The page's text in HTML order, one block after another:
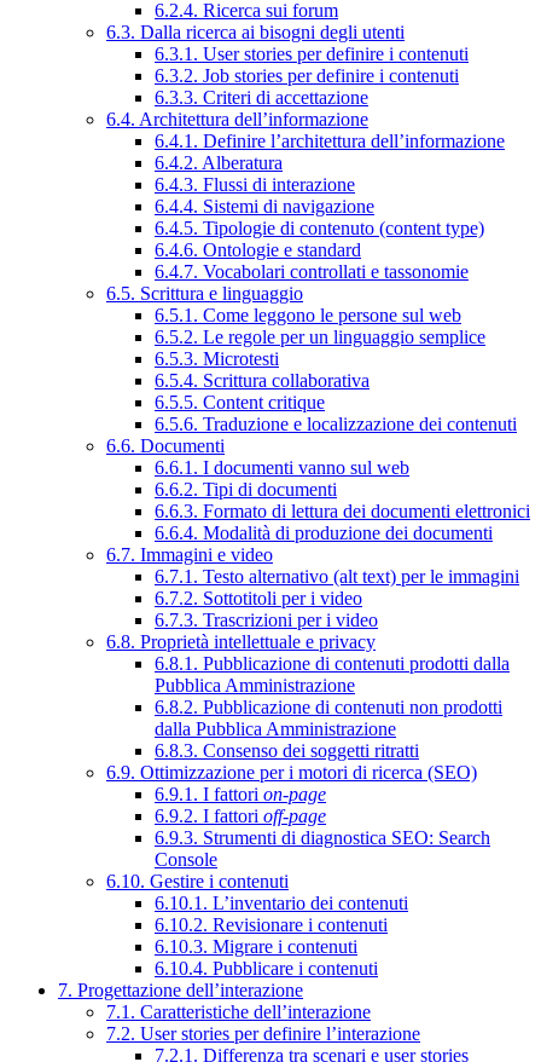
6.2.4. Ricerca sui forum
6.3. Dalla ricerca ai bisogni degli utenti
6.3.1. User stories per definire i contenuti
6.3.2. Job stories per definire i contenuti
6.3.3. Criteri di accettazione
6.4. Architettura dell’informazione
6.4.1. Definire l’architettura dell’informazione
6.4.2. Alberatura
6.4.3. Flussi di interazione
6.4.4. Sistemi di navigazione
6.4.5. Tipologie di contenuto (content type)
6.4.6. Ontologie e standard
6.4.7. Vocabolari controllati e tassonomie
6.5. Scrittura e linguaggio
6.5.1. Come leggono le persone sul web
6.5.2. Le regole per un linguaggio semplice
6.5.3. Microtesti
6.5.4. Scrittura collaborativa
6.5.5. Content critique
6.5.6. Traduzione e localizzazione dei contenuti
6.6. Documenti
6.6.1. I documenti vanno sul web
6.6.2. Tipi di documenti
6.6.3. Formato di lettura dei documenti elettronici
6.6.4. Modalità di produzione dei documenti
6.7. Immagini e video
6.7.1. Testo alternativo (alt text) per le immagini
6.7.2. Sottotitoli per i video
6.7.3. Trascrizioni per i video
6.8. Proprietà intellettuale e privacy
6.8.1. Pubblicazione di contenuti prodotti dalla
Pubblica Amministrazione
6.8.2. Pubblicazione di contenuti non prodotti
dalla Pubblica Amministrazione
6.8.3. Consenso dei soggetti ritratti
6.9. Ottimizzazione per i motori di ricerca (SEO)
6.9.1. I fattori on-page
6.9.2. I fattori off-page
6.9.3. Strumenti di diagnostica SEO: Search
Console
6.10. Gestire i contenuti
6.10.1. L’inventario dei contenuti
6.10.2. Revisionare i contenuti
6.10.3. Migrare i contenuti
6.10.4. Pubblicare i contenuti
7. Progettazione dell’interazione
7.1. Caratteristiche dell’interazione
7.2. User stories per definire l’interazione
7.2.1. Differenza tra scenari e user stories